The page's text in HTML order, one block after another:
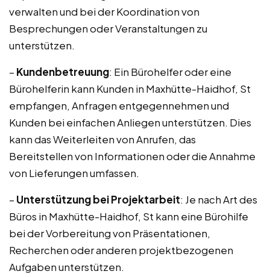
verwalten und bei der Koordination von
Besprechungen oder Veranstaltungen zu
unterstützen.
– Kundenbetreuung: Ein Bürohelfer oder eine
Bürohelferin kann Kunden in Maxhütte-Haidhof, St
empfangen, Anfragen entgegennehmen und
Kunden bei einfachen Anliegen unterstützen. Dies
kann das Weiterleiten von Anrufen, das
Bereitstellen von Informationen oder die Annahme
von Lieferungen umfassen.
– Unterstützung bei Projektarbeit: Je nach Art des
Büros in Maxhütte-Haidhof, St kann eine Bürohilfe
bei der Vorbereitung von Präsentationen,
Recherchen oder anderen projektbezogenen
Aufgaben unterstützen.